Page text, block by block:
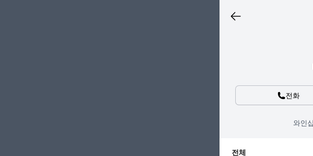
전화
전체